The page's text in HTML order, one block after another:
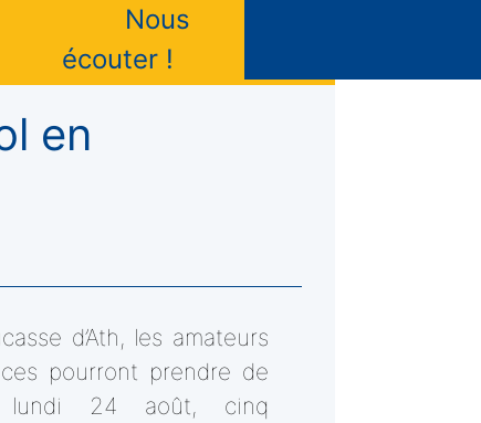
Nous
écouter !
en
d’Ath, les amateurs
pourront prendre de
24 août, cinq